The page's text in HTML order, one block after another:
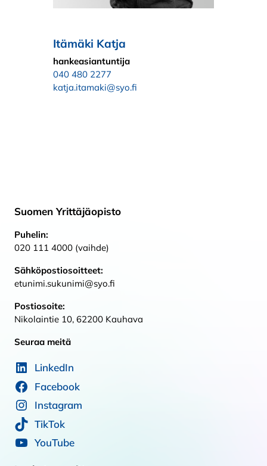
Itämäki Katja
hankeasiantuntija
040 480 2277
katja.itamaki@syo.fi
Suomen Yrittäjäopisto
Puhelin:
020 111 4000 (vaihde)
Sähköpostiosoitteet:
etunimi.sukunimi@syo.fi
Postiosoite:
Nikolaintie 10, 62200 Kauhava
Seuraa meitä
LinkedIn
Facebook
Instagram
TikTok
YouTube